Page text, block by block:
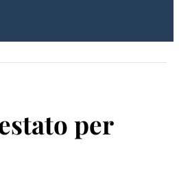
per